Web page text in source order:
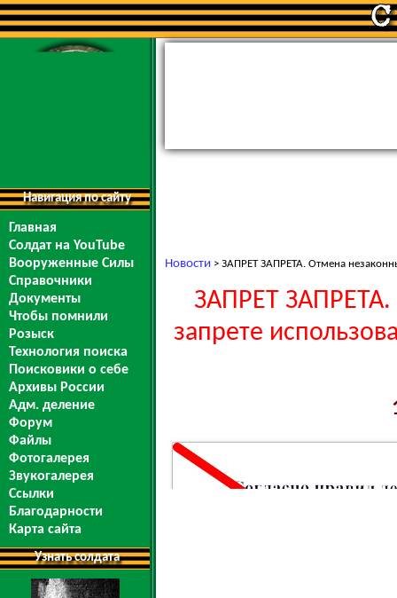
Навигация по сайту
Главная
Солдат на YouTube
Вооруженные Силы
Справочники
Документы
Чтобы помнили
Розыск
Технология поиска
Поисковики о себе
Архивы России
Адм. деление
Форум
Файлы
Фотогалерея
Звукогалерея
Ссылки
Благодарности
Карта сайта
Узнать солдата
Новости > ЗАПРЕТ ЗАПРЕТА. Отмена
ЗАПРЕТ ЗАПРЕТА.
запрете